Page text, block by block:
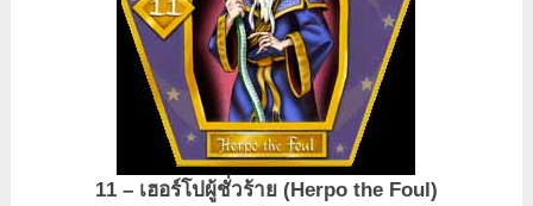
11 – เฮอร์โปผู้ชั่วร้าย (Herpo the Foul)